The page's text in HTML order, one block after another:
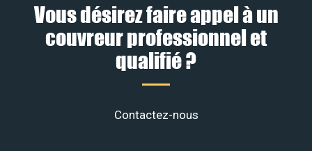
Vous désirez faire appel à un
couvreur professionnel et
qualifié ?
Contactez-nous